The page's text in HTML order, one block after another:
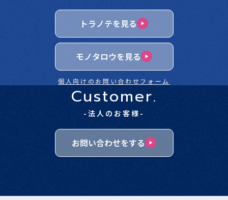
トラノテを見る
モノタロウを見る
個人向けのお問い合わせフォーム
Customer.
-法人のお客様-
お問い合わせをする